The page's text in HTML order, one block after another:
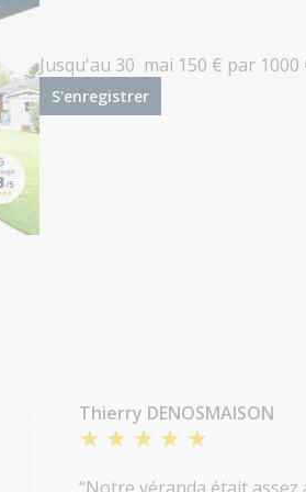
Jusqu'au 30 mai 150 € par
S'enregistrer
Thierry DENOSMAISON